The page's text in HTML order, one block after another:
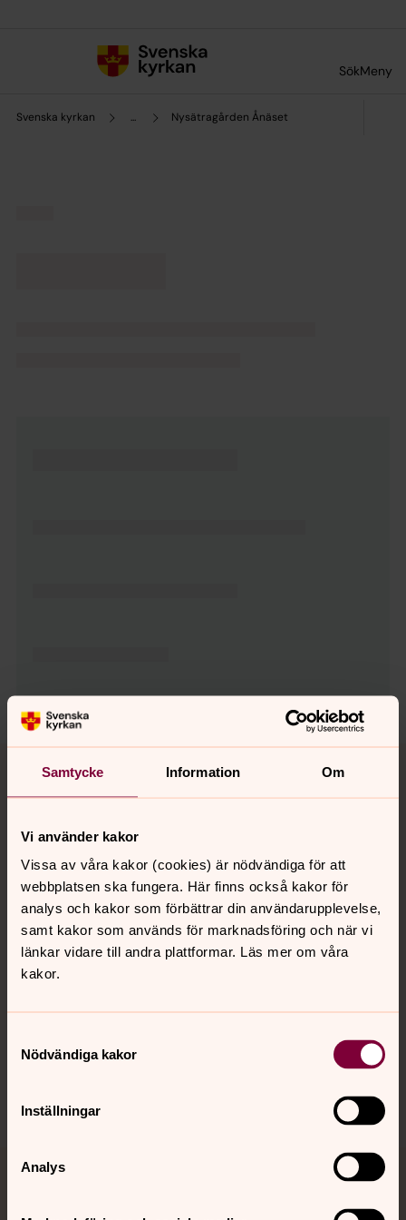
Samtycke Information Om
Vi använder kakor
Vissa av våra kakor (cookies) är nödvändiga för att
webbplatsen ska fungera. Här finns också kakor för
analys och kakor som förbättrar din användarupplevelse,
samt kakor som används för marknadsföring och när vi
länkar vidare till andra plattformar. Läs mer om våra
kakor.
Nödvändiga kakor
Inställningar
Analys
SökMeny
Svenska kyrkan ... Nysätragården Ånäset
Tillbaka till toppen
Tillbaka till innehållet
Kontakt
Kalender
Hitta snabbt
Sociala kanaler